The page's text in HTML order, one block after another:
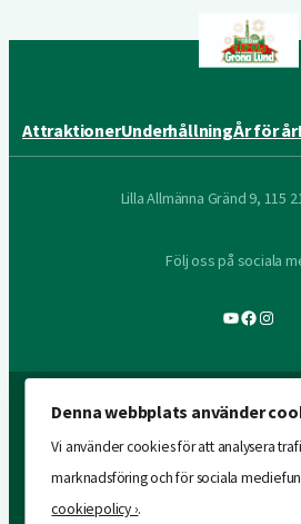
AttraktionerUnderhållningÅr för år
Lilla Allmänna Gränd 9, 115
Följ oss på sociala
YouTube
Facebook
Denna webbplats använder
Vi använder cookies för att analysera
marknadsföring och för sociala
cookiepolicy ›.